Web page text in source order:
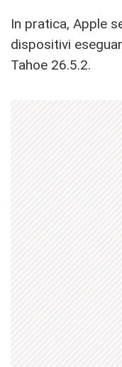
In pratica, Apple
dispositivi
Tahoe 26.5.2.